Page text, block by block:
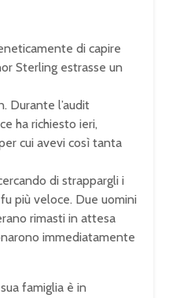
di capire
Sterling estrasse un
Durante l’audit
ha richiesto ieri,
cui avevi così tanta
di strappargli i
più veloce. Due uomini
rimasti in attesa
immediatamente
famiglia è in